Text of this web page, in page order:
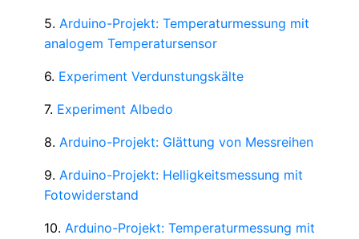
5. Arduino-Projekt: Temperaturmessung mit
analogem Temperatursensor
6. Experiment Verdunstungskälte
7. Experiment Albedo
8. Arduino-Projekt: Glättung von Messreihen
9. Arduino-Projekt: Helligkeitsmessung mit
Fotowiderstand
10. Arduino-Projekt: Temperaturmessung mit